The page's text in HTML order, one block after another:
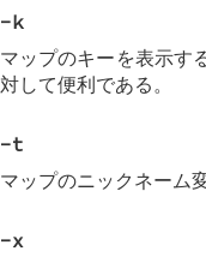
-k
マップのキーを表示
対して便利である。
-t
マップのニックネーム
-x